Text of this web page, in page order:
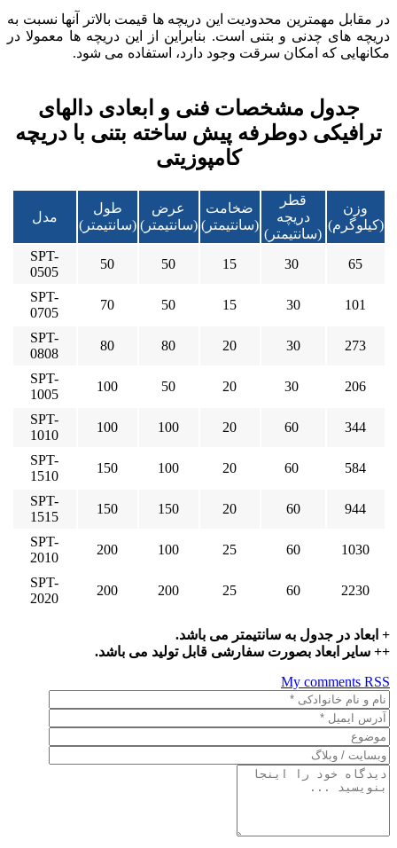
در مقابل مهمترین محدودیت این دریچه ها قیمت بالاتر آنها نسبت به
دریچه های چدنی و بتنی است. بنابراین از این دریچه ها معمولا در
مکانهایی که امکان سرقت وجود دارد، استفاده می شود.
جدول مشخصات فنی و ابعادی دالهای
ترافیکی دوطرفه پیش ساخته بتنی با دریچه
کامپوزیتی
مدل
طول
(سانتیمتر)
عرض
(سانتیمتر)
ضخامت
(سانتیمتر)
قطر
دریچه
(سانتیمتر)
وزن
(کیلوگرم)
SPT-
0505
50 50 15 30 65
SPT-
0705
70 50 15 30 101
SPT-
0808
80 80 20 30 273
SPT-
1005
100 50 20 30 206
SPT-
1010
100 100 20 60 344
SPT-
1510
150 100 20 60 584
SPT-
1515
150 150 20 60 944
SPT-
2010
200 100 25 60 1030
SPT-
2020
200 200 25 60 2230
+ ابعاد در جدول به سانتیمتر می باشد.
++ سایر ابعاد بصورت سفارشی قابل تولید می باشد.
My comments RSS